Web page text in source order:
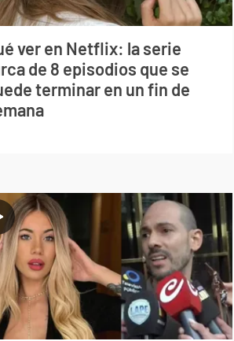
ver en Netflix: la serie
de 8 episodios que se
terminar en un fin de